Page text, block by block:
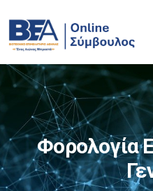
Φορολογία